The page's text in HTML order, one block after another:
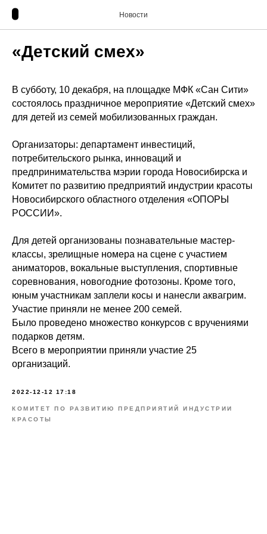
Новости
«Детский смех»
В субботу, 10 декабря, на площадке МФК «Сан Сити»
состоялось праздничное мероприятие «Детский смех»
для детей из семей мобилизованных граждан.
Организаторы: департамент инвестиций,
потребительского рынка, инноваций и
предпринимательства мэрии города Новосибирска и
Комитет по развитию предприятий индустрии красоты
Новосибирского областного отделения «ОПОРЫ
РОССИИ».
Для детей организованы познавательные мастер-
классы, зрелищные номера на сцене с участием
аниматоров, вокальные выступления, спортивные
соревнования, новогодние фотозоны. Кроме того,
юным участникам заплели косы и нанесли аквагрим.
Участие приняли не менее 200 семей.
Было проведено множество конкурсов с вручениями
подарков детям.
Всего в мероприятии приняли участие 25
организаций.
2022-12-12 17:18
КОМИТЕТ ПО РАЗВИТИЮ ПРЕДПРИЯТИЙ ИНДУСТРИИ
КРАСОТЫ